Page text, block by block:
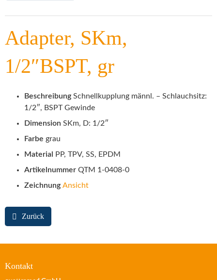
Adapter, SKm,
1/2″BSPT, gr
Beschreibung Schnellkupplung männl. – Schlauchsitz:
1/2″, BSPT Gewinde
Dimension SKm, D: 1/2″
Farbe grau
Material
PP, TPV, SS, EPDM
Artikelnummer QTM 1-0408-0
Zeichnung Ansicht
Zurück
Kontakt